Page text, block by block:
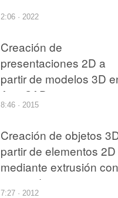
2:06 · 2022
Creación de
presentaciones 2D a
partir de modelos 3D
AutoCAD
8:46 · 2015
Creación de objetos
partir de elementos 2D
mediante extrusión con
autocad
7:27 · 2012